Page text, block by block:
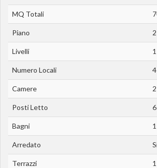
MQ Totali
Piano 2
Livelli 1
Numero Locali
Camere 2
Posti Letto 6
Bagni 1
Arredato
Terrazzi 1